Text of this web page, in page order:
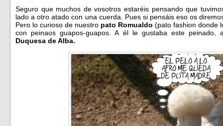
Seguro que muchos de vosotros estaréis pensando que
lado a otro atado con una cuerda. Pues si pensáis eso os
Pero lo curioso de nuestro pato Romualdo (pato fashion donde
con peinaos guapos-guapos. A él le gustaba este
Duquesa de Alba.